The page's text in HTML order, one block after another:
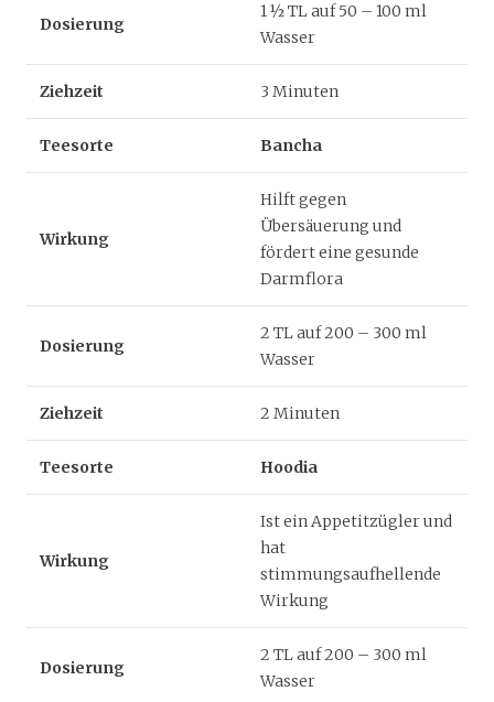
Dosierung
1 ½ TL auf 50 – 100 ml
Wasser
Ziehzeit 3 Minuten
Teesorte Bancha
Wirkung
Hilft gegen
Übersäuerung und
fördert eine gesunde
Darmflora
Dosierung
2 TL auf 200 – 300 ml
Wasser
Ziehzeit 2 Minuten
Teesorte Hoodia
Wirkung
Ist ein Appetitzügler und
hat
stimmungsaufhellende
Wirkung
Dosierung
2 TL auf 200 – 300 ml
Wasser